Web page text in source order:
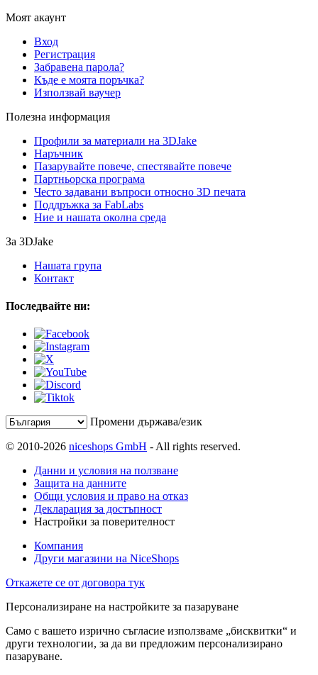
Моят акаунт
Вход
Регистрация
Забравена парола?
Къде е моята поръчка?
Използвай ваучер
Полезна информация
Профили за материали на 3DJake
Наръчник
Пазарувайте повече, спестявайте повече
Партньорска програма
Често задавани въпроси относно 3D печата
Поддръжка за FabLabs
Ние и нашата околна среда
За 3DJake
Нашата група
Контакт
Последвайте ни:
Промени държава/език
© 2010-2026 niceshops GmbH - All rights reserved.
Данни и условия на ползване
Защита на данните
Общи условия и право на отказ
Декларация за достъпност
Настройки за поверителност
Компания
Други магазини на NiceShops
Откажете се от договора тук
Персонализиране на настройките за пазаруване
Само с вашето изрично съгласие използваме „бисквитки“ и
други технологии, за да ви предложим персонализирано
пазаруване.